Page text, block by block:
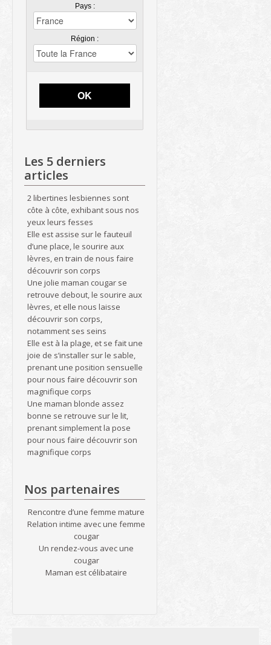
Pays :
Région :
OK
Les 5 derniers
articles
2 libertines lesbiennes sont
côte à côte, exhibant sous nos
yeux leurs fesses
Elle est assise sur le fauteuil
d’une place, le sourire aux
lèvres, en train de nous faire
découvrir son corps
Une jolie maman cougar se
retrouve debout, le sourire aux
lèvres, et elle nous laisse
découvrir son corps,
notamment ses seins
Elle est à la plage, et se fait une
joie de s’installer sur le sable,
prenant une position sensuelle
pour nous faire découvrir son
magnifique corps
Une maman blonde assez
bonne se retrouve sur le lit,
prenant simplement la pose
pour nous faire découvrir son
magnifique corps
Nos partenaires
Rencontre d’une femme mature
Relation intime avec une femme
cougar
Un rendez-vous avec une
cougar
Maman est célibataire